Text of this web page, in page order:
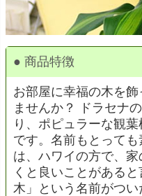
● 商品特徴
お部屋に幸福の木を
ませんか？ ドラセナ
り、ポピュラーな観
です。名前もとって
は、ハワイの方で、
くと良いことがある
木」という名前がつい